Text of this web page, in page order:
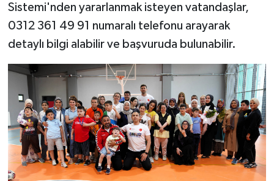
Sistemi'nden yararlanmak isteyen vatandaşlar,
0312 361 49 91 numaralı telefonu arayarak
detaylı bilgi alabilir ve başvuruda bulunabilir.